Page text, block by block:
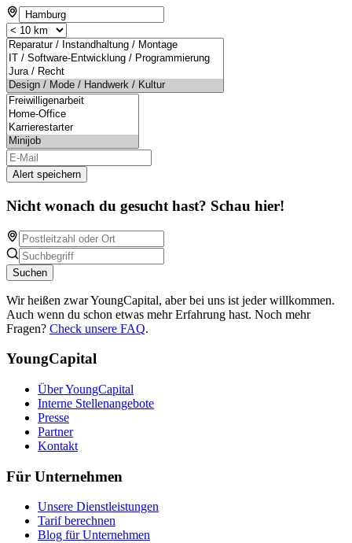
Alert speichern
Nicht wonach du gesucht hast? Schau hier!
Suchen
Wir heißen zwar YoungCapital, aber bei uns ist jeder willkommen.
Auch wenn du schon etwas mehr Erfahrung hast. Noch mehr
Fragen? Check unsere FAQ.
YoungCapital
Über YoungCapital
Interne Stellenangebote
Presse
Partner
Kontakt
Für Unternehmen
Unsere Dienstleistungen
Tarif berechnen
Blog für Unternehmen